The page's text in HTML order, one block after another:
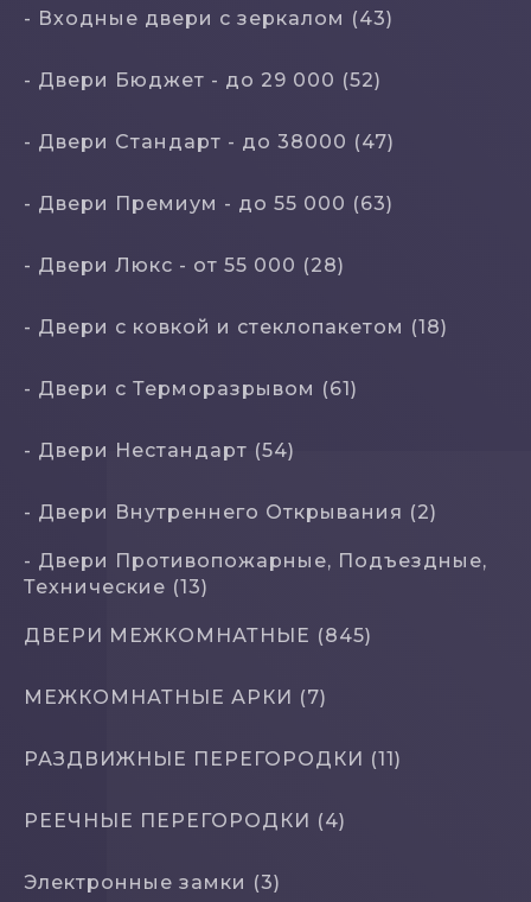
- Входные двери с зеркалом (43)
- Двери Бюджeт - до 29 000 (52)
- Двери Стaндaрт - до 38000 (47)
- Двери Прeмиум - до 55 000 (63)
- Двери Люкс - от 55 000 (28)
- Двери с кoвкой и стеклопакетом (18)
- Двери с Терморазрывом (61)
- Двери Нecтaндaрт (54)
- Двери Внутреннего Открывания (2)
- Двери Противопожарные, Подъездные,
Технические (13)
ДВЕРИ МЕЖКОМНАТНЫЕ (845)
МЕЖКОМНАТНЫЕ АРКИ (7)
РАЗДВИЖНЫЕ ПЕРЕГОРОДКИ (11)
РЕЕЧНЫЕ ПЕРЕГОРОДКИ (4)
Электронные замки (3)